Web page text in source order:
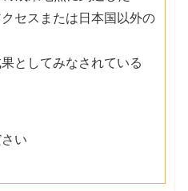
セスまたは日本国以外の
としてみなされている
い